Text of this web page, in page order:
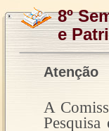
8º
e
Atenção
A